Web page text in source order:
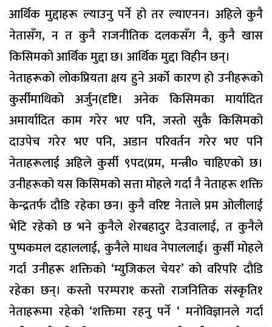
आर्थिक मुद्दाहरू ल्याउनु पर्ने हो तर ल्याएनन। अहिले कुनै
नेतासँग, न त कुनै राजनीतिक दलकसँग नै, कुनै खास
किसिमको आर्थिक मुद्दा छ। आर्थिक मुद्दा विहीन छन्।
नेताहरूको लोकप्रियता क्षय हुने अर्को कारण हो उनीहरूको
कुर्सीमाथिको अर्जुन(दृष्टि। अनेक किसिमका मार्यादित
अमार्यादित काम गरेर भए पनि, जस्तो सुकै किसिमको
दाउपेच गरेर भए पनि, अडान परिवर्तन गरेर भए पनि
नेताहरूलाई अहिले कुर्सी ९पद(प्रम, मन्त्री० चाहिएको छ।
उनीहरूको यस किसिमको सत्ता मोहले गर्दा नै नेताहरू शक्ति
केन्द्रतर्फ दौडि रहेका छन। कुनै वरिष्ट नेताले प्रम ओलीलाई
भेटि रहेको छ भने कुनैले शेरबहादुर देउवालाई, त कुनैले
पुष्पकमल दहाललाई, कुनैले माधव नेपाललाई। कुर्सी मोहले
गर्दा उनीहरू शक्तिको ‘म्युजिकल चेयर’ को वरिपरि दौडि
रहेका छन्। कस्तो परम्परा१ कस्तो राजनितिक संस्कृति१
नेताहरूमा रहेको ‘शक्तिमा रहनु पर्ने ‘ मनोविज्ञानले गर्दा